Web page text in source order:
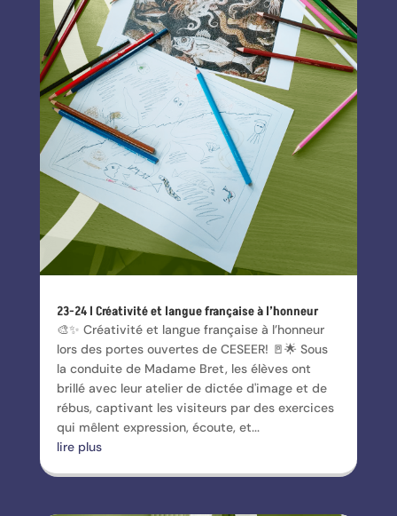
23-24 l Créativité et langue française à l’honneur
🎨✨ Créativité et langue française à l’honneur
lors des portes ouvertes de CESEER! 🚪🌟 Sous
la conduite de Madame Bret, les élèves ont
brillé avec leur atelier de dictée d'image et de
rébus, captivant les visiteurs par des exercices
qui mêlent expression, écoute, et...
lire plus